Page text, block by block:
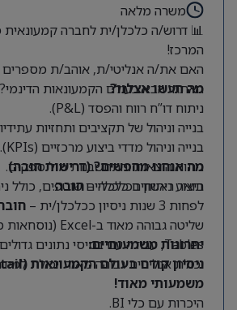
משרה מלאה
📊 דרוש/ה כלכלן/ית לחברה קמעונאית
המרכז!
האם את/ה אנליטי/ת, אוהב/ת
האתגר הבא בעולם הקמעונאות הדינמי?
מה תעשו אצלנו?
ניתוח דו”ח רווח והפסד (P&L).
בנייה וניהול של תקציבים ותחזיות
בנייה וניהול מדדי ביצוע מרכזיים (KPIs).
ניתוח הוצאות והתחשבנות מול ספקים.
ביצוע ניתוחים כלכליים שוטפים, כולל
מה אנחנו מחפשים? (דרישות חובה)
תואר ראשון בכלכלה –חובה.
לפחות 3 שנות ניסיון ככלכלן/ית –
Tables, עבודה עם בסיסי נתונים גדולים) –
יכולת אנליטית גבוהה מאוד ויכולת
יתרונות משמעותיים:
משמעותי מאוד!
היכרות עם כלי BI.